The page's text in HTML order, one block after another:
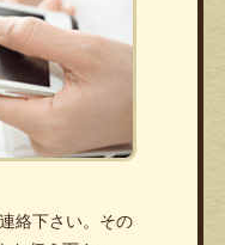
絡下さい。その